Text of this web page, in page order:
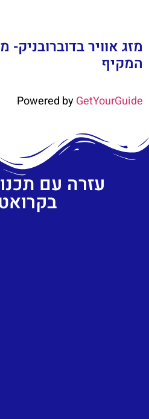
מזג אוויר
המקיף
Powered byGetYourGuide
עזרה עם